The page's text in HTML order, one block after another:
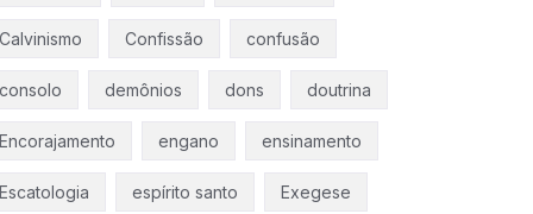
Calvinismo Confissão confusão
consolo demônios dons doutrina
Encorajamento engano ensinamento
Escatologia espírito santo Exegese